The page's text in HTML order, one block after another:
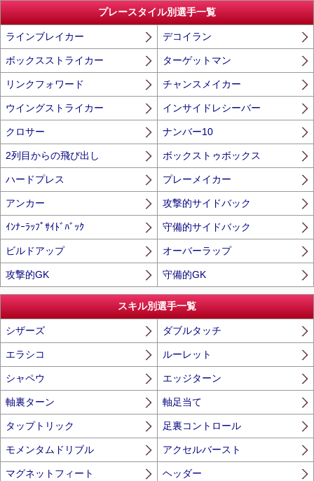
プレースタイル別選手一覧
ラインブレイカー デコイラン
ボックスストライカー ターゲットマン
リンクフォワード チャンスメイカー
ウイングストライカー インサイドレシーバー
クロサー ナンバー10
2列目からの飛び出し ボックストゥボックス
ハードプレス プレーメイカー
アンカー 攻撃的サイドバック
ｲﾝﾅｰﾗｯﾌﾟｻｲﾄﾞﾊﾞｯｸ 守備的サイドバック
ビルドアップ オーバーラップ
攻撃的GK 守備的GK
スキル別選手一覧
シザーズ ダブルタッチ
エラシコ ルーレット
シャペウ エッジターン
軸裏ターン 軸足当て
タップトリック 足裏コントロール
モメンタムドリブル アクセルバースト
マグネットフィート ヘッダー